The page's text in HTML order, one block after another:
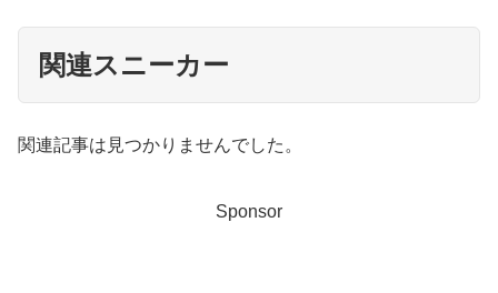
関連スニーカー
関連記事は見つかりませんでした。
Sponsor